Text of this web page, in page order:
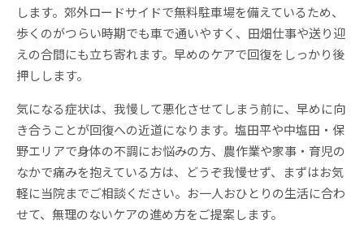
します。郊外ロードサイドで無料駐車場を備えているため、
歩くのがつらい時期でも車で通いやすく、田畑仕事や送り迎
えの合間にも立ち寄れます。早めのケアで回復をしっかり後
押しします。
気になる症状は、我慢して悪化させてしまう前に、早めに向
き合うことが回復への近道になります。塩田平や中塩田・保
野エリアで身体の不調にお悩みの方、農作業や家事・育児の
なかで痛みを抱えている方は、どうぞ我慢せず、まずはお気
軽に当院までご相談ください。お一人おひとりの生活に合わ
せて、無理のないケアの進め方をご提案します。